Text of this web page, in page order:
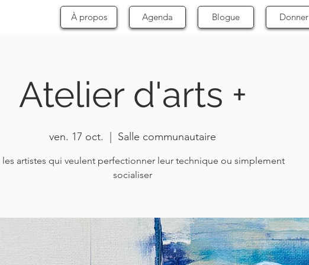
À propos Agenda Blogue Donner
Atelier d'arts +
ven. 17 oct. Salle communautaire
les artistes qui veulent perfectionner leur technique ou simplement
socialiser